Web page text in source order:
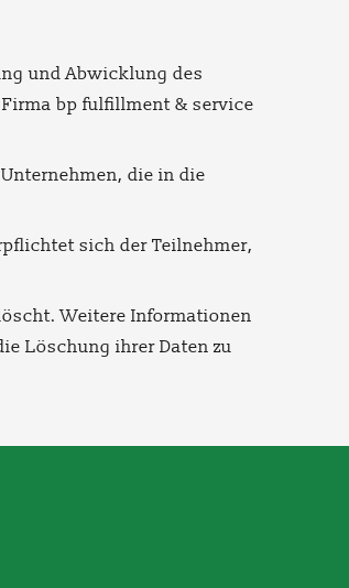
und Abwicklung des
bp fulfillment & service
die in die
sich der Teilnehmer,
Weitere Informationen
Löschung ihrer Daten zu